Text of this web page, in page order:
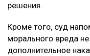
решения.
Кроме того, суд
морального вреда
дополнительное